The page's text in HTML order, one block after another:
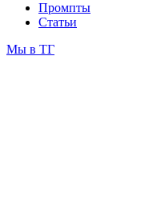
Промпты
Статьи
Мы в ТГ